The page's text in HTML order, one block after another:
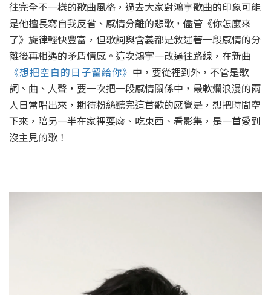
往完全不一樣的歌曲風格，過去大家對鴻宇歌曲的印象可能
是他擅長寫自我反省、感情分離的悲歌，儘管《你怎麼來
了》旋律輕快豐富，但歌詞與含義都是敘述著一段感情的分
離後再相遇的矛盾情感。這次鴻宇一改過往路線，在新曲
《想把空白的日子留給你》 中，要從裡到外，不管是歌
詞、曲、人聲，要一次把一段感情關係中，最軟爛浪漫的兩
人日常唱出來，期待粉絲聽完這首歌的感覺是，想把時間空
下來，陪另一半在家裡耍廢、吃東西、看影集，是一首愛到
沒主見的歌！